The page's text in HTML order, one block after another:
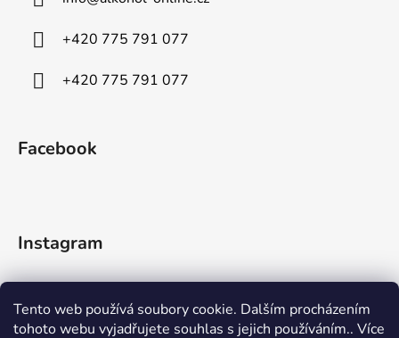
Tento web používá soubory cookie. Dalším procházením
tohoto webu vyjadřujete souhlas s jejich používáním.. Více
+420 775 791 077
+420 775 791 077
Facebook
Instagram